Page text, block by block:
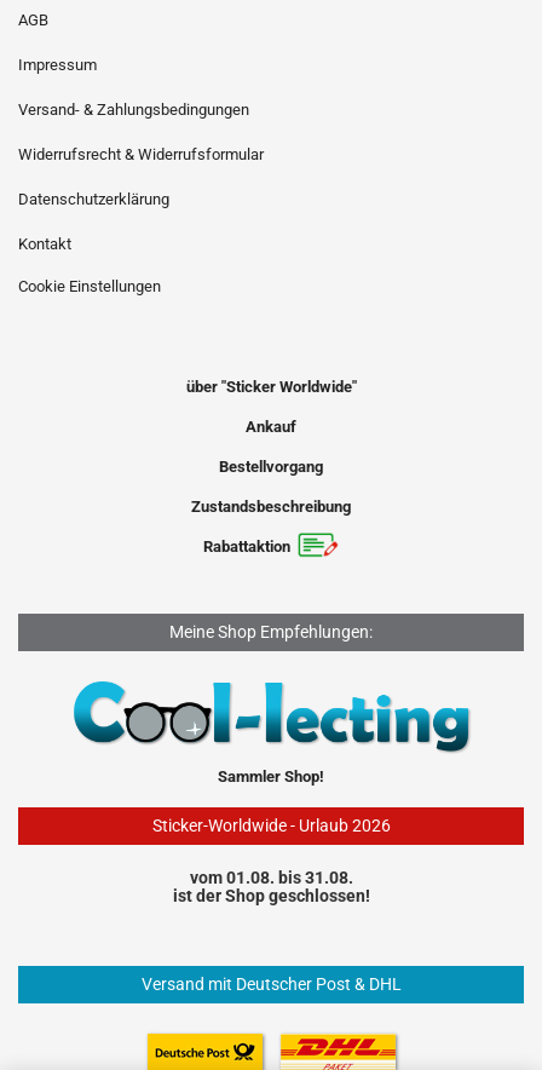
AGB
Impressum
Versand- & Zahlungsbedingungen
Widerrufsrecht & Widerrufsformular
Datenschutzerklärung
Kontakt
Cookie Einstellungen
über "Sticker Worldwide"
Ankauf
Bestellvorgang
Zustandsbeschreibung
Rabattaktion
Meine Shop Empfehlungen:
Sammler Shop!
Sticker-Worldwide - Urlaub 2026
vom 01.08. bis 31.08.
ist der Shop geschlossen!
Versand mit Deutscher Post & DHL